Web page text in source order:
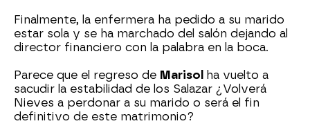
Finalmente, la enfermera ha pedido a su marido
estar sola y se ha marchado del salón dejando al
director financiero con la palabra en la boca.
Parece que el regreso de Marisol
ha vuelto a
sacudir la estabilidad de los Salazar ¿Volverá
Nieves a perdonar a su marido o será el fin
definitivo de este matrimonio?